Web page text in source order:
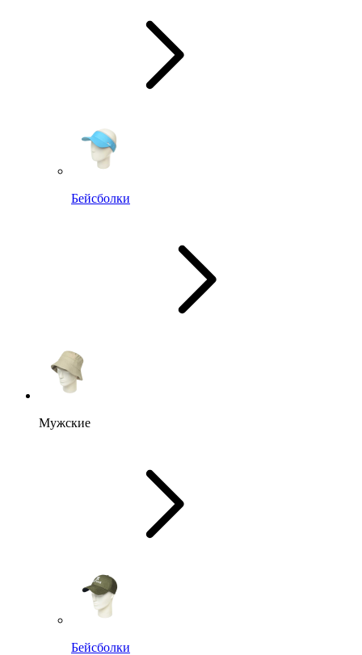
Бейсболки
Мужские
Бейсболки